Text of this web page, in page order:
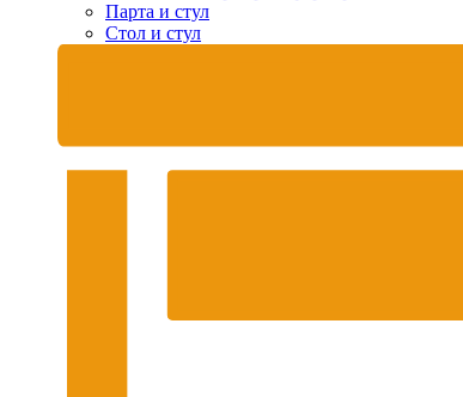
Парта и стул
Стол и стул